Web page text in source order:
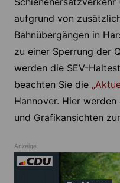
aufgrund von
Bahnübergängen in
zu einer Sperrung der
werden die SEV-
beachten Sie die
Hannover. Hier
und Grafikansichten
Anzeige